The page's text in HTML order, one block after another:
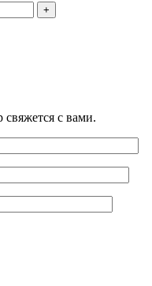
с вами.